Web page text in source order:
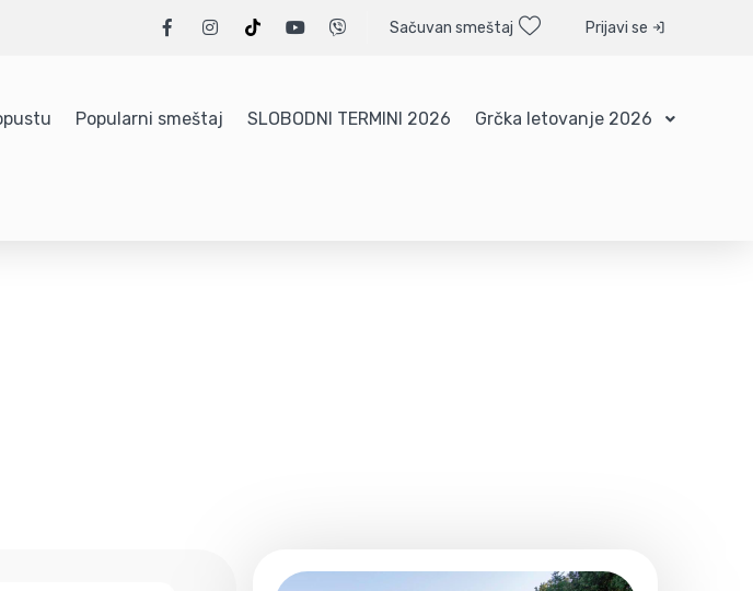
Sačuvan smeštaj Prijavi se
Popularni smeštaj SLOBODNI TERMINI 2026 Grčka letovanje 2026